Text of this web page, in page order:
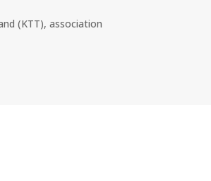
(KTT), association